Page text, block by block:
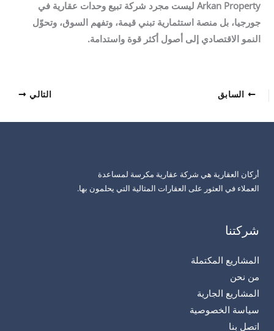
Arkan Property ليست مجرد شركة تبيع وحدات عقارية في
جورجيا، بل منصة استثمارية تبني قيمة، وتفهم السوق، وتحوّل
النمو الاقتصادي إلى أصول أكثر قوة واستدامة.
السابق التالي
أركان العقارية هي شركة عقارية مكرسة لمساعدة
العملاء في العثور على العقارات المثالية التي يحلمون بها.
شركتنا
المشاريع المكتملة
من نحن
المشاريع الجارية
سياسة الخصوصية
اتصل بنا